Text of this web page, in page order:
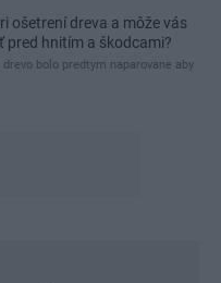
ošetrení dreva a môže vás
hnitím a škodcami?
bolo predtym naparovane aby